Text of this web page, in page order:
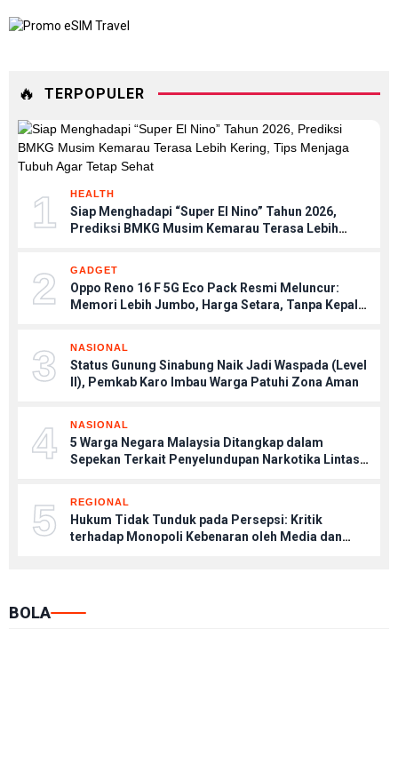
🔥 TERPOPULER
1 HEALTH
Siap Menghadapi “Super El Nino” Tahun 2026,
Prediksi BMKG Musim Kemarau Terasa Lebih
2 GADGET
Oppo Reno 16 F 5G Eco Pack Resmi Meluncur:
Memori Lebih Jumbo, Harga Setara, Tanpa Kepala
3 NASIONAL
Status Gunung Sinabung Naik Jadi Waspada (Level
II), Pemkab Karo Imbau Warga Patuhi Zona Aman
4 NASIONAL
5 Warga Negara Malaysia Ditangkap dalam
Sepekan Terkait Penyelundupan Narkotika Lintas
5 REGIONAL
Hukum Tidak Tunduk pada Persepsi: Kritik
terhadap Monopoli Kebenaran oleh Media dan
BOLA